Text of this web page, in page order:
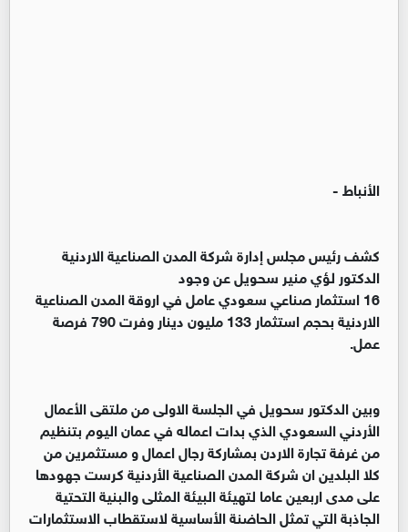
الأنباط -
كشف رئيس مجلس إدارة شركة المدن الصناعية الاردنية
الدكتور لؤي منير سحويل عن وجود
16 استثمار صناعي سعودي عامل في اروقة المدن الصناعية
الاردنية بحجم استثمار 133 مليون دينار وفرت 790 فرصة
عمل.
وبين الدكتور سحويل في الجلسة الاولى من ملتقى الأعمال
الأردني السعودي الذي بدات اعماله في عمان اليوم بتنظيم
من غرفة تجارة الاردن بمشاركة رجال اعمال و مستثمرين من
كلا البلدين ان شركة المدن الصناعية الأردنية كرست جهودها
على مدى اربعين عاما لتهيئة البيئة المثلى والبنية التحتية
الجاذبة التي تمثل الحاضنة الأساسية لاستقطاب الاستثمارات